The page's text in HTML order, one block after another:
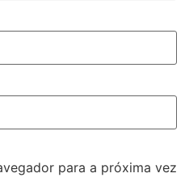
para a próxima vez